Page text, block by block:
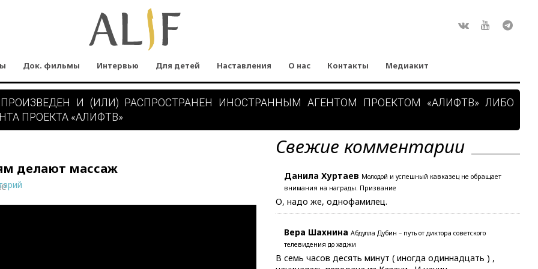
Док. фильмы Интервью Для детей Наставления О нас Контакты Медиакит
И (ИЛИ) РАСПРОСТРАНЕН ИНОСТРАННЫМ АГЕНТОМ ПРОЕКТОМ «АЛИФТВ» ЛИБО
ПРОЕКТА «АЛИФТВ»
делают массаж
Свежие комментарии
Данила Хуртаев Молодой и успешный кавказец не обращает
внимания на награды. Призвание
О, надо же, однофамилец.
Вера Шахнина Абдулла Дубин – путь от диктора советского
телевидения до хаджи
В семь часов десять минут ( иногда одиннадцать ) ,